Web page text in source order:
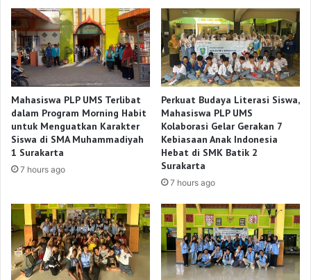
Mahasiswa PLP UMS Terlibat
dalam Program Morning Habit
untuk Menguatkan Karakter
Siswa di SMA Muhammadiyah
1 Surakarta
7 hours ago
Perkuat Budaya Literasi Siswa,
Mahasiswa PLP UMS
Kolaborasi Gelar Gerakan 7
Kebiasaan Anak Indonesia
Hebat di SMK Batik 2
Surakarta
7 hours ago